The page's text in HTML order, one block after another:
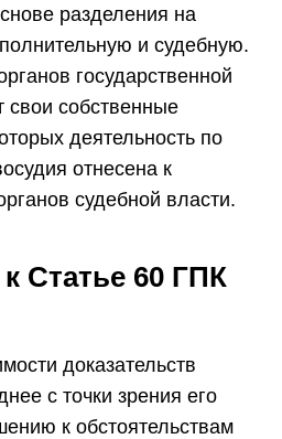
разделения на
и судебную.
государственной
свои собственные
деятельность по
отнесена к
судебной власти.
Статье 60 ГПК
доказательств
с точки зрения его
к обстоятельствам